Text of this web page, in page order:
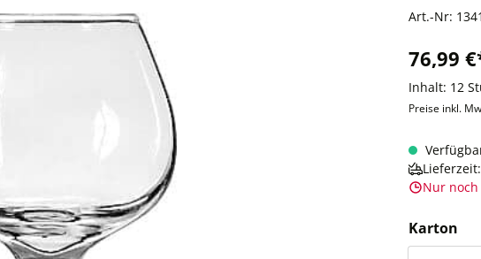
Art.-Nr:
76,99
Inhalt: 12
Preise inkl.
Nur
Karton